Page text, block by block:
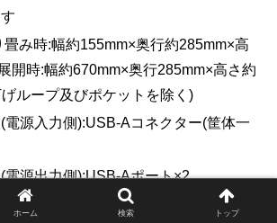
畳み時:幅約155mm×奥行約285mm×高
開時:幅約670mm×奥行285mm×高さ約
ループ及びポケットを除く)
電源入力側):USB-Aコネクター(筐体一
電源出力側):USB-Aポート×2
種類:SunPower社製MAXEON(TM)セ
ホーム 検索 トップ